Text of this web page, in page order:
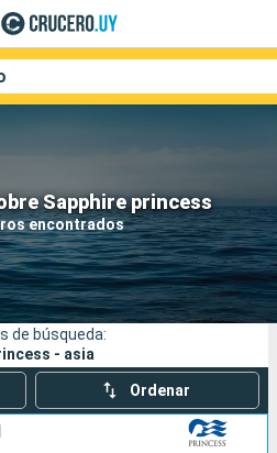
Sapphire princess
encontrados
Compañías
Buscar
de búsqueda:
- asia
Ordenar